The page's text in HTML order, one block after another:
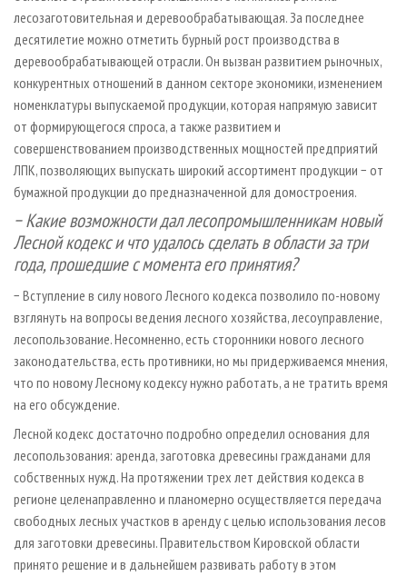
лесозаготовительная и деревообрабатывающая. За последнее
десятилетие можно отметить бурный рост производства в
деревообрабатывающей отрасли. Он вызван развитием рыночных,
конкурентных отношений в данном секторе экономики, изменением
номенклатуры выпускаемой продукции, которая напрямую зависит
от формирующегося спроса, а также развитием и
совершенствованием производственных мощностей предприятий
ЛПК, позволяющих выпускать широкий ассортимент продукции − от
бумажной продукции до предназначенной для домостроения.
− Какие возможности дал лесопромышленникам новый
Лесной кодекс и что удалось сделать в области за три
года, прошедшие с момента его принятия?
− Вступление в силу нового Лесного кодекса позволило по-новому
взглянуть на вопросы ведения лесного хозяйства, лесоуправление,
лесопользование. Несомненно, есть сторонники нового лесного
законодательства, есть противники, но мы придерживаемся мнения,
что по новому Лесному кодексу нужно работать, а не тратить время
на его обсуждение.
Лесной кодекс достаточно подробно определил основания для
лесопользования: аренда, заготовка древесины гражданами для
собственных нужд. На протяжении трех лет действия кодекса в
регионе целенаправленно и планомерно осуществляется передача
свободных лесных участков в аренду с целью использования лесов
для заготовки древесины. Правительством Кировской области
принято решение и в дальнейшем развивать работу в этом